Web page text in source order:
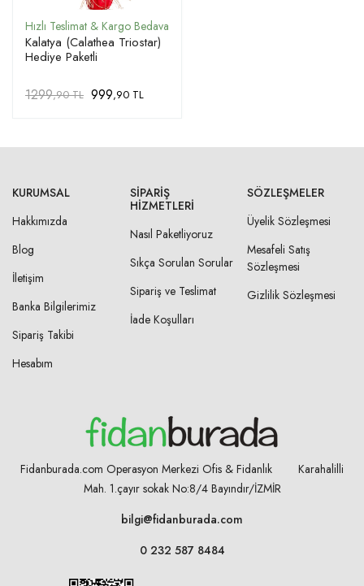
Kalatya (Calathea Triostar)
Hediye Paketli
1299,90 TL 999,90 TL
KURUMSAL
Hakkımızda
Blog
İletişim
Banka Bilgilerimiz
Sipariş Takibi
Hesabım
SIPARIŞ
HIZMETLERI
Nasıl Paketliyoruz
Sıkça Sorulan Sorular
Sipariş ve Teslimat
İade Koşulları
SÖZLEŞMELER
Üyelik Sözleşmesi
Mesafeli Satış
Sözleşmesi
Gizlilik Sözleşmesi
Fidanburada.com Operasyon Merkezi Ofis & Fidanlık Karahalilli
Mah. 1.çayır sokak No:8/4 Bayındır/İZMİR
bilgi@fidanburada.com
0 232 587 8484